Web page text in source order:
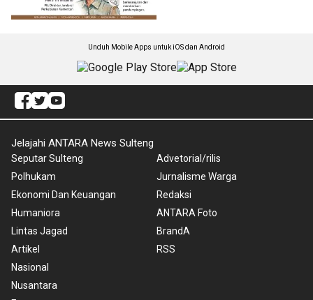
Unduh Mobile Apps untuk iOS dan Android
Jelajahi ANTARA News Sulteng
Seputar Sulteng
Polhukam
Ekonomi Dan Keuangan
Humaniora
Lintas Jagad
Artikel
Nasional
Nusantara
Advetorial/rilis
Jurnalisme Warga
Redaksi
ANTARA Foto
BrandA
RSS